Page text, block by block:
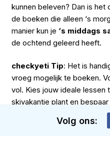
kunnen beleven? Dan is
de boeken die alleen ‘s
manier kun je ‘s middags
de ochtend geleerd heeft.
checkyeti Tip: Het is
vroeg mogelijk te boeken.
vol. Kies jouw ideale lessen
skivakantie plant en
Volg ons: